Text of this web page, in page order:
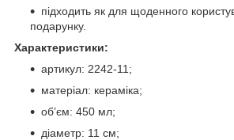
підходить як для щоденного
подарунку.
Характеристики:
артикул: 2242-11;
матеріал: кераміка;
об’єм: 450 мл;
діаметр: 11 см;